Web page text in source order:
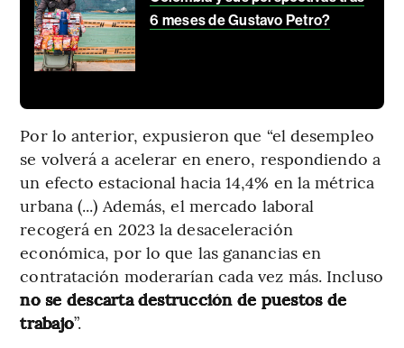
6 meses de Gustavo Petro?
Por lo anterior, expusieron que “el desempleo
se volverá a acelerar en enero, respondiendo a
un efecto estacional hacia 14,4% en la métrica
urbana (...) Además, el mercado laboral
recogerá en 2023 la desaceleración
económica, por lo que las ganancias en
contratación moderarían cada vez más. Incluso
no se descarta destrucción de puestos de
trabajo”.